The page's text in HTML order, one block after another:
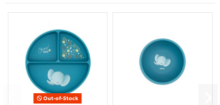
Out-of-Stock